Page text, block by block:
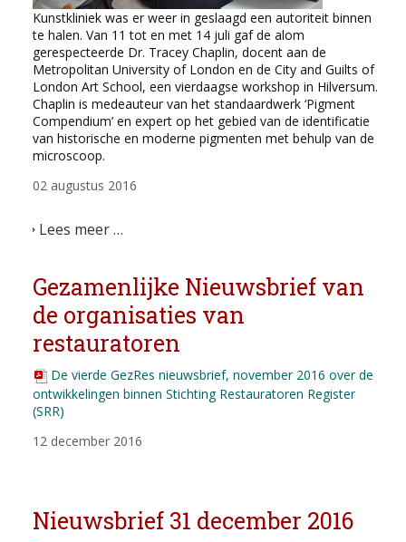
Kunstkliniek was er weer in geslaagd een autoriteit binnen
te halen. Van 11 tot en met 14 juli gaf de alom
gerespecteerde Dr. Tracey Chaplin, docent aan de
Metropolitan University of London en de City and Guilts of
London Art School, een vierdaagse workshop in Hilversum.
Chaplin is medeauteur van het standaardwerk ‘Pigment
Compendium’ en expert op het gebied van de identificatie
van historische en moderne pigmenten met behulp van de
microscoop.
02 augustus 2016
Lees meer …
Gezamenlijke Nieuwsbrief van
de organisaties van
restauratoren
De vierde GezRes nieuwsbrief, november 2016 over de
ontwikkelingen binnen Stichting Restauratoren Register
(SRR)
12 december 2016
Nieuwsbrief 31 december 2016